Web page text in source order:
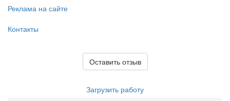
Реклама на сайте
Контакты
Оставить отзыв
Загрузить работу